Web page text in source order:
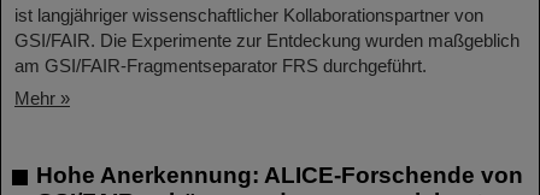
ist langjähriger wissenschaftlicher Kollaborationspartner von
GSI/FAIR. Die Experimente zur Entdeckung wurden maßgeblich
am GSI/FAIR-Fragmentseparator FRS durchgeführt.
Mehr »
Hohe Anerkennung: ALICE-Forschende von